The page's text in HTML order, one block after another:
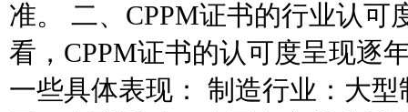
准。 二、CPPM证书的行业认可
看，CPPM证书的认可度呈现逐
一些具体表现： 制造行业：大